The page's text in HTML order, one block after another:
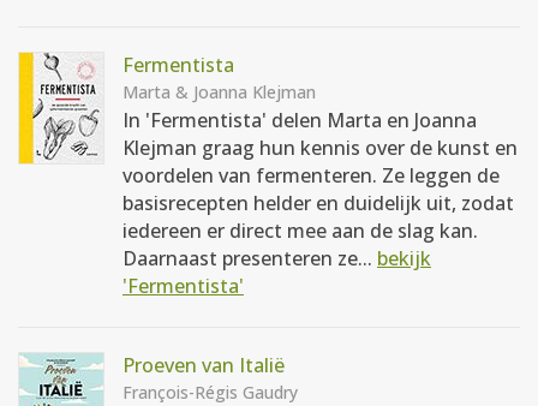
Fermentista
Marta & Joanna Klejman
In 'Fermentista' delen Marta en Joanna
Klejman graag hun kennis over de kunst en
voordelen van fermenteren. Ze leggen de
basisrecepten helder en duidelijk uit, zodat
iedereen er direct mee aan de slag kan.
Daarnaast presenteren ze... bekijk
'Fermentista'
Proeven van Italië
François-Régis Gaudry